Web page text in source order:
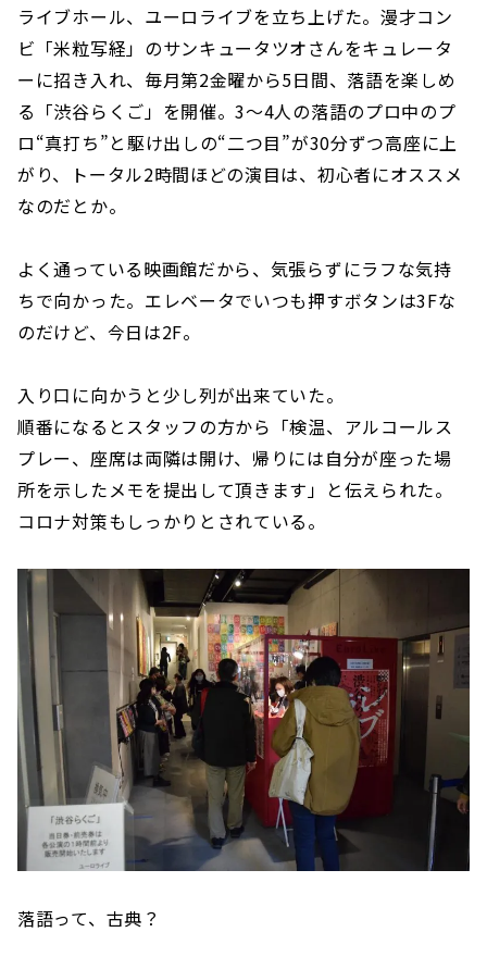
ライブホール、ユーロライブを立ち上げた。漫才コン
ビ「米粒写経」のサンキュータツオさんをキュレータ
ーに招き入れ、毎月第2金曜から5日間、落語を楽しめ
る「渋谷らくご」を開催。3〜4人の落語のプロ中のプ
ロ“真打ち”と駆け出しの“二つ目”が30分ずつ高座に上
がり、トータル2時間ほどの演目は、初心者にオススメ
なのだとか。
よく通っている映画館だから、気張らずにラフな気持
ちで向かった。エレベータでいつも押すボタンは3Fな
のだけど、今日は2F。
入り口に向かうと少し列が出来ていた。
順番になるとスタッフの方から「検温、アルコールス
プレー、座席は両隣は開け、帰りには自分が座った場
所を示したメモを提出して頂きます」と伝えられた。
コロナ対策もしっかりとされている。
落語って、古典？